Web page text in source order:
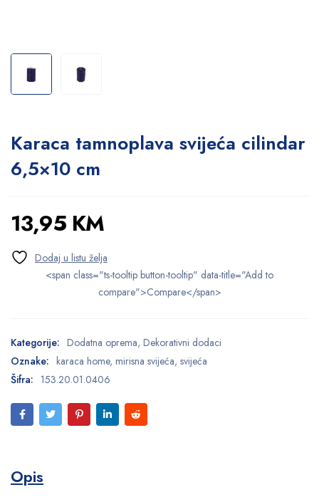
Karaca tamnoplava svijeća cilindar
6,5×10 cm
13,95 KM
<span class="ts-tooltip button-tooltip" data-title="Add to
compare">Compare</span>
Kategorije: Dodatna oprema, Dekorativni dodaci
Oznake: karaca home, mirisna svijeća, svijeća
Šifra: 153.20.01.0406
Opis